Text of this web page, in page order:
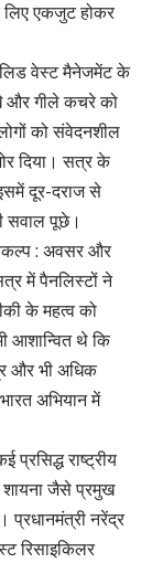
एकजुट होकर
वेस्ट मैनेजमेंट के
और गीले कचरे को
को संवेदनशील
दिया। सत्र के
दूर-दराज से
सवाल पूछे।
: अवसर और
में पैनलिस्टों ने
के महत्व को
आशान्वित थे कि
और भी अधिक
अभियान में
प्रसिद्ध राष्ट्रीय
जैसे प्रमुख
प्रधानमंत्री नरेंद्र
रिसाइकिलर